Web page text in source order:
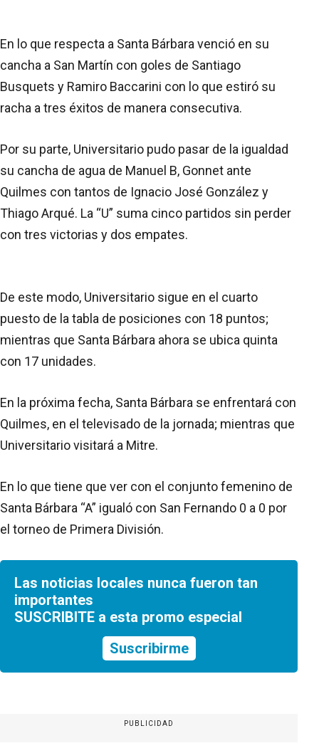
En lo que respecta a Santa Bárbara venció en su
cancha a San Martín con goles de Santiago
Busquets y Ramiro Baccarini con lo que estiró su
racha a tres éxitos de manera consecutiva.
Por su parte, Universitario pudo pasar de la igualdad
su cancha de agua de Manuel B, Gonnet ante
Quilmes con tantos de Ignacio José González y
Thiago Arqué. La “U” suma cinco partidos sin perder
con tres victorias y dos empates.
De este modo, Universitario sigue en el cuarto
puesto de la tabla de posiciones con 18 puntos;
mientras que Santa Bárbara ahora se ubica quinta
con 17 unidades.
En la próxima fecha, Santa Bárbara se enfrentará con
Quilmes, en el televisado de la jornada; mientras que
Universitario visitará a Mitre.
En lo que tiene que ver con el conjunto femenino de
Santa Bárbara “A” igualó con San Fernando 0 a 0 por
el torneo de Primera División.
Las noticias locales nunca fueron tan
importantes
SUSCRIBITE a esta promo especial
Suscribirme
PUBLICIDAD